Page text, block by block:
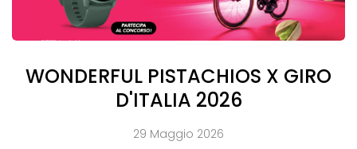
WONDERFUL PISTACHIOS X GIRO
D'ITALIA 2026
29 Maggio 2026